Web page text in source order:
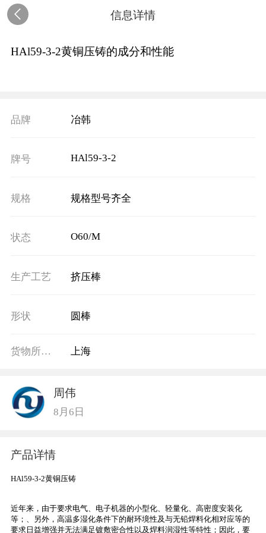
信息详情
HAl59-3-2黄铜压铸的成分和性能
品牌 冶韩
牌号 HAl59-3-2
规格 规格型号齐全
状态 O60/M
生产工艺 挤压棒
形状 圆棒
货物所在地 上海
周伟
8月6日
产品详情
HAl59-3-2黄铜压铸
近年来，由于要求电气、电子机器的小型化、轻量化、高密度安装化
等；、另外，高温多湿化条件下的耐环境性及与无铅焊料化相对应等的
要求日益增强并无法满足镀敷密合性以及焊料润湿性等特性；因此，要